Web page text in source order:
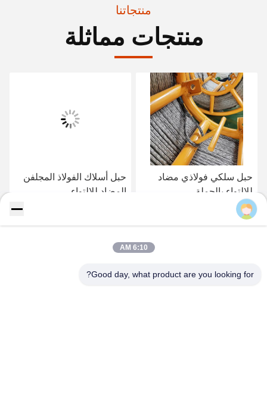
منتجاتنا
منتجات مماثلة
حبل سلكي فولاذي مضاد
للالتواء بالجملة
حبل أسلاك الفولاذ المجلفن
المضاد للالتواء
6:10 AM
Good day, what product are you looking for?